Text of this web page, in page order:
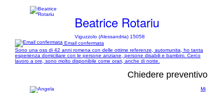
Beatrice Rotariu
Viguzzolo (Alessandria) 15058
Email confermata
Sono una oss di 42 anni romena con delle ottime referenze, automunita, ho tanta
esperienza domiciliare con le persone anziane, persone disabili e bambini. Cerco
lavoro a ore, sono molto disponibile come orari, anche di notte.
Chiedere preventivo
Mi